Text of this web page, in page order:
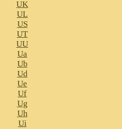
UK
UL
US
UT
UU
Ua
Ub
Ud
Ue
Uf
Ug
Uh
Ui